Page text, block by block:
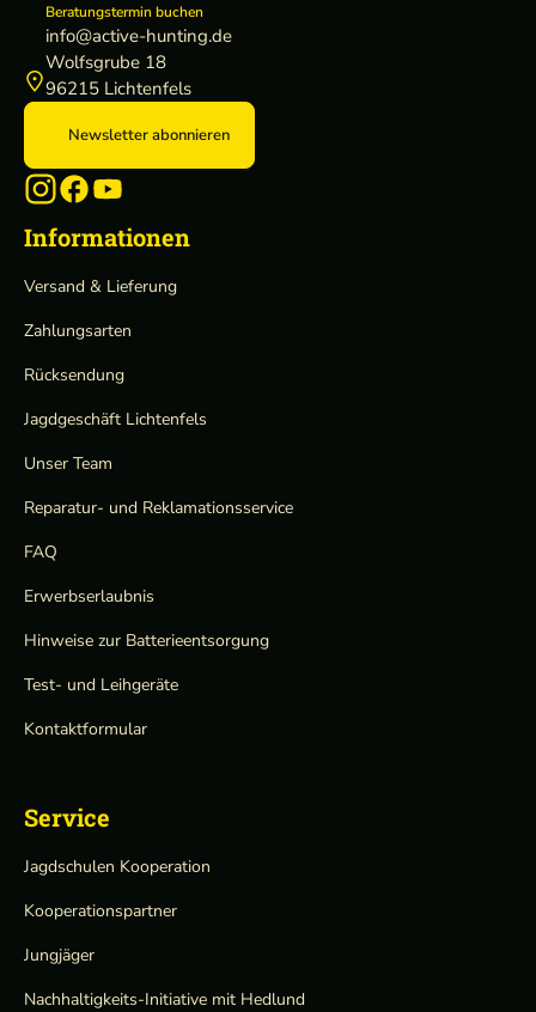
Beratungstermin buchen
info@active-hunting.de
Wolfsgrube 18
96215 Lichtenfels
Newsletter abonnieren
Informationen
Versand & Lieferung
Zahlungsarten
Rücksendung
Jagdgeschäft Lichtenfels
Unser Team
Reparatur- und Reklamationsservice
FAQ
Erwerbserlaubnis
Hinweise zur Batterieentsorgung
Test- und Leihgeräte
Kontaktformular
Service
Jagdschulen Kooperation
Kooperationspartner
Jungjäger
Nachhaltigkeits-Initiative mit Hedlund